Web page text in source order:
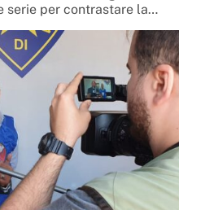
serie per contrastare la…